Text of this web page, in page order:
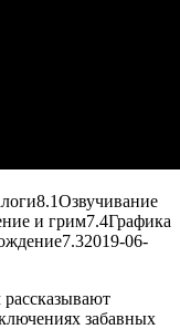
8.1Озвучивание
и грим7.4Графика
7.32019-06-
забавных